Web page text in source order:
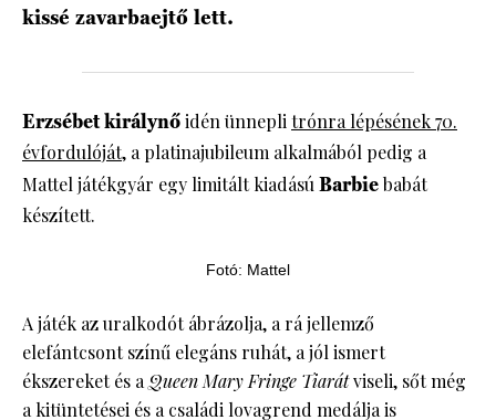
kissé zavarbaejtő lett.
Erzsébet királynőidén ünneplitrónra lépésének 70.
évfordulóját, a platinajubileum alkalmából pedig a
Mattel játékgyár egy limitált kiadásúBarbiebabát
készített.
Fotó: Mattel
A játék az uralkodót ábrázolja, a rá jellemző
elefántcsont színű elegáns ruhát, a jól ismert
ékszereket és aQueen Mary Fringe Tiarátviseli, sőt még
a kitüntetései és a családi lovagrend medálja is